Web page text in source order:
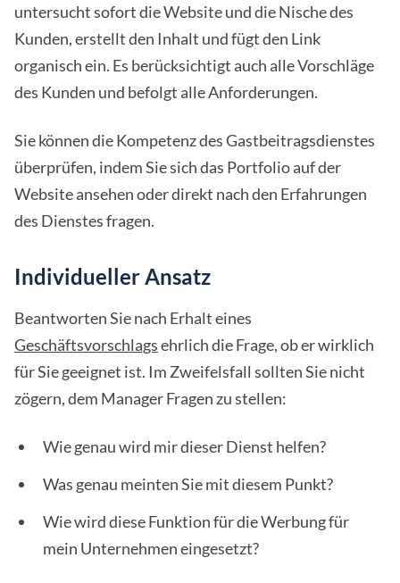
untersucht sofort die Website und die Nische des
Kunden, erstellt den Inhalt und fügt den Link
organisch ein. Es berücksichtigt auch alle Vorschläge
des Kunden und befolgt alle Anforderungen.
Sie können die Kompetenz des Gastbeitragsdienstes
überprüfen, indem Sie sich das Portfolio auf der
Website ansehen oder direkt nach den Erfahrungen
des Dienstes fragen.
Individueller Ansatz
Beantworten Sie nach Erhalt eines
Geschäftsvorschlagsehrlich die Frage, ob er wirklich
für Sie geeignet ist. Im Zweifelsfall sollten Sie nicht
zögern, dem Manager Fragen zu stellen:
Wie genau wird mir dieser Dienst helfen?
Was genau meinten Sie mit diesem Punkt?
Wie wird diese Funktion für die Werbung für
mein Unternehmen eingesetzt?